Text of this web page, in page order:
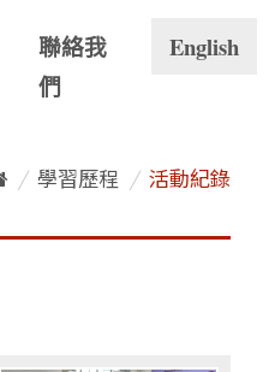
聯絡我
們
English
/ 學習歷程 / 活動紀錄